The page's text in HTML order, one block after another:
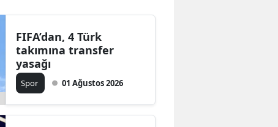
FIFA’dan, 4 Türk
takımına transfer
yasağı
Spor 01 Ağustos 2026